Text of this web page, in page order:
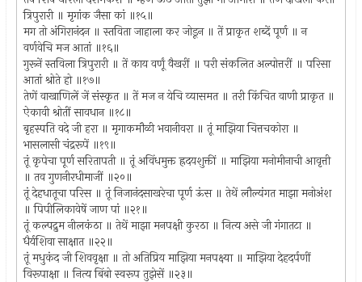
त्रिपुरारी ॥ मृगांक जैसा कां ॥१५॥
मग तो अंगिरानंदन ॥ स्तविता जाहाला कर जोडून ॥ तें प्राकृत शब्दें पूर्ण ॥ न
वर्णवेचि मज आतां ॥१६॥
गुरूनें स्तविला त्रिपुरारी ॥ तें काय वर्णूं वैखरीं ॥ परी संकलित अल्पोत्तरीं ॥ परिसा
आतां श्रोते हो ॥१७॥
तेणें वाखाणिलें जें संस्कृत ॥ तें मज न येचि व्यासमत ॥ तरी किंचित वाणी प्राकृत ॥
ऐकावी श्रोतीं सावधान ॥१८॥
बृहस्पति वदे जी हरा ॥ मृगाकमौळी भवानीवरा ॥ तूं माझिया चित्तचकोरा ॥
भासलासी चंद्ररूपें ॥१९॥
तूं कृपेचा पूर्ण सरितापती ॥ तूं अविंधमुक्त ह्रदयशुक्तीं ॥ माझिया मनोमीनाची आवृत्ती
॥ तव गुणनीरधीमाजीं ॥२०॥
तूं देहधातूचा परिस ॥ तूं निजानंदसाखरेचा पूर्ण ऊंस ॥ तेथें लौल्यंगत माझा मनोअंश
॥ पिपीलिकावेषें जाण पां ॥२१॥
तूं कल्पद्रुम नीलकंठा ॥ तेथें माझा मनपक्षी कुरठा ॥ नित्य असे जी गंगातटा ॥
धैर्यशिवा साक्षात ॥२२॥
तूं मधुकंद जी शिववृक्षा ॥ तो अतिप्रिय माझिया मनपक्ष्या ॥ माझिया देहदर्पणीं
विरूपाक्षा ॥ नित्य बिंबो स्वरूप तुझेसें ॥२३॥